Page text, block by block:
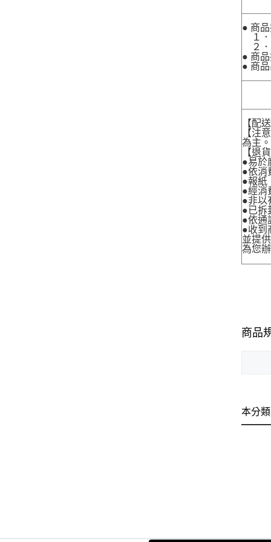
● 商
１．
２．
● 商
● 商
【配
【注
為主。
【退
●易於
●依消
●報紙
●經消
●非以
●已拆
●依通
●收到
並提
為您
商品
本分